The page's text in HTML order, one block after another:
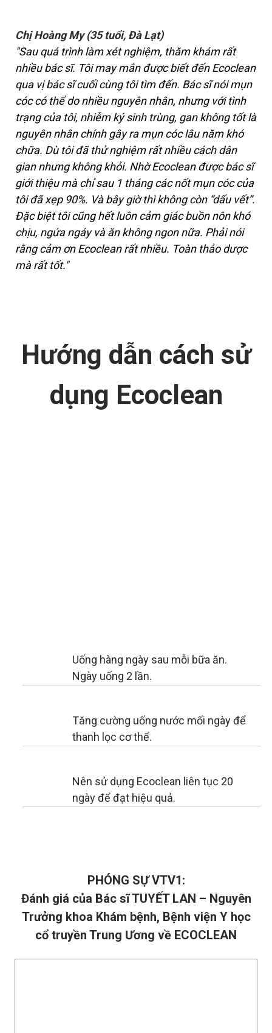
Chị Hoàng My (35 tuổi, Đà Lạt)
"Sau quá trình làm xét nghiệm, thăm khám rất
nhiều bác sĩ. Tôi may mắn được biết đến Ecoclean
qua vị bác sĩ cuối cùng tôi tìm đến. Bác sĩ nói mụn
cóc có thể do nhiều nguyên nhân, nhưng với tình
trạng của tôi, nhiễm ký sinh trùng, gan không tốt là
nguyên nhân chính gây ra mụn cóc lâu năm khó
chữa. Dù tôi đã thử nghiệm rất nhiều cách dân
gian nhưng không khỏi. Nhờ Ecoclean được bác sĩ
giới thiệu mà chỉ sau 1 tháng các nốt mụn cóc của
tôi đã xẹp 90%. Và bây giờ thì không còn “dấu vết”.
Đặc biệt tôi cũng hết luôn cảm giác buồn nôn khó
chịu, ngứa ngáy và ăn không ngon nữa. Phải nói
rằng cảm ơn Ecoclean rất nhiều. Toàn thảo dược
mà rất tốt."
Hướng dẫn cách sử
dụng Ecoclean
Uống hàng ngày sau mỗi bữa ăn.
Ngày uống 2 lần.
Tăng cường uống nước mối ngày để
thanh lọc cơ thể.
Nên sử dụng Ecoclean liên tục 20
ngày để đạt hiệu quả.
PHÓNG SỰ VTV1:
Đánh giá của Bác sĩ TUYẾT LAN – Nguyên
Trưởng khoa Khám bệnh, Bệnh viện Y học
cổ truyền Trung Ương về ECOCLEAN